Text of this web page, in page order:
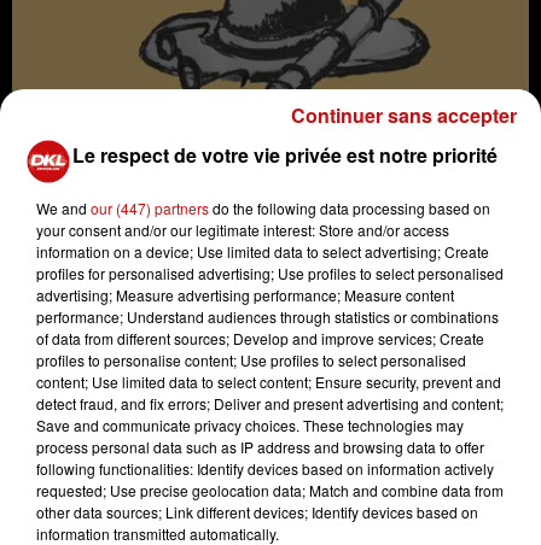
Le Malade Imaginaire de Molière le vendredi 17
novembre 2023 à l'Orphéum à Koenigshoffen
Crédit :Le Malade Imaginaire de Molière le vendredi 17
novembre 2023 à l'Orphéum à Koenigshoffen
Le respect de votre vie privée est notre priorité
We and our (447) partnersdo the following data processing based on
your consent and/or our legitimate interest: Store and/or access
information on a device; Use limited data to select advertising; Create
profiles for personalised advertising; Use profiles to select personalised
advertising; Measure advertising performance; Measure content
performance; Understand audiences through statistics or combinations
of data from different sources; Develop and improve services; Create
profiles to personalise content; Use profiles to select personalised
content; Use limited data to select content; Ensure security, prevent and
detect fraud, and fix errors; Deliver and present advertising and content;
Save and communicate privacy choices. These technologies may
process personal data such as IP address and browsing data to offer
following functionalities: Identify devices based on information actively
requested; Use precise geolocation data; Match and combine data from
other data sources; Link different devices; Identify devices based on
information transmitted automatically.
Continuer sans accepter